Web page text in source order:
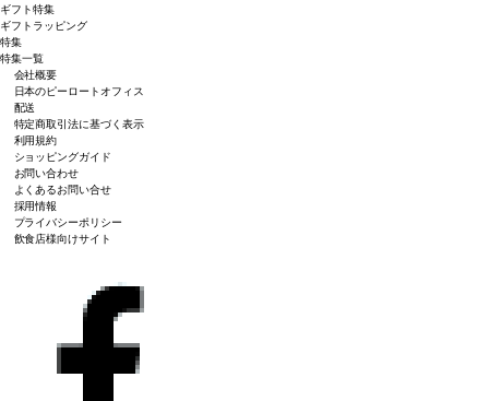
ギフト特集
ギフトラッピング
特集
特集一覧
会社概要
日本のピーロートオフィス
配送
特定商取引法に基づく表示
利用規約
ショッピングガイド
お問い合わせ
よくあるお問い合せ
採用情報
プライバシーポリシー
飲食店様向けサイト